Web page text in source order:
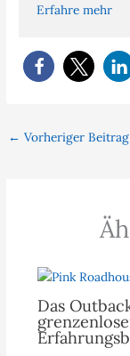
Erfahre mehr
← Vorheriger Beitrag
Das